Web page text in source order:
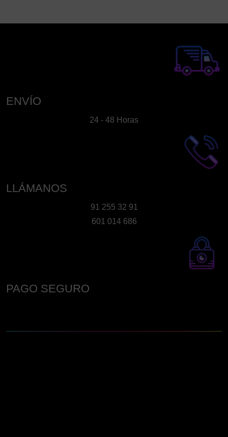
variantes.
página
ENVÍO
24 - 48 Horas
LLÁMANOS
91 255 32 91
601 014 686
PAGO SEGURO